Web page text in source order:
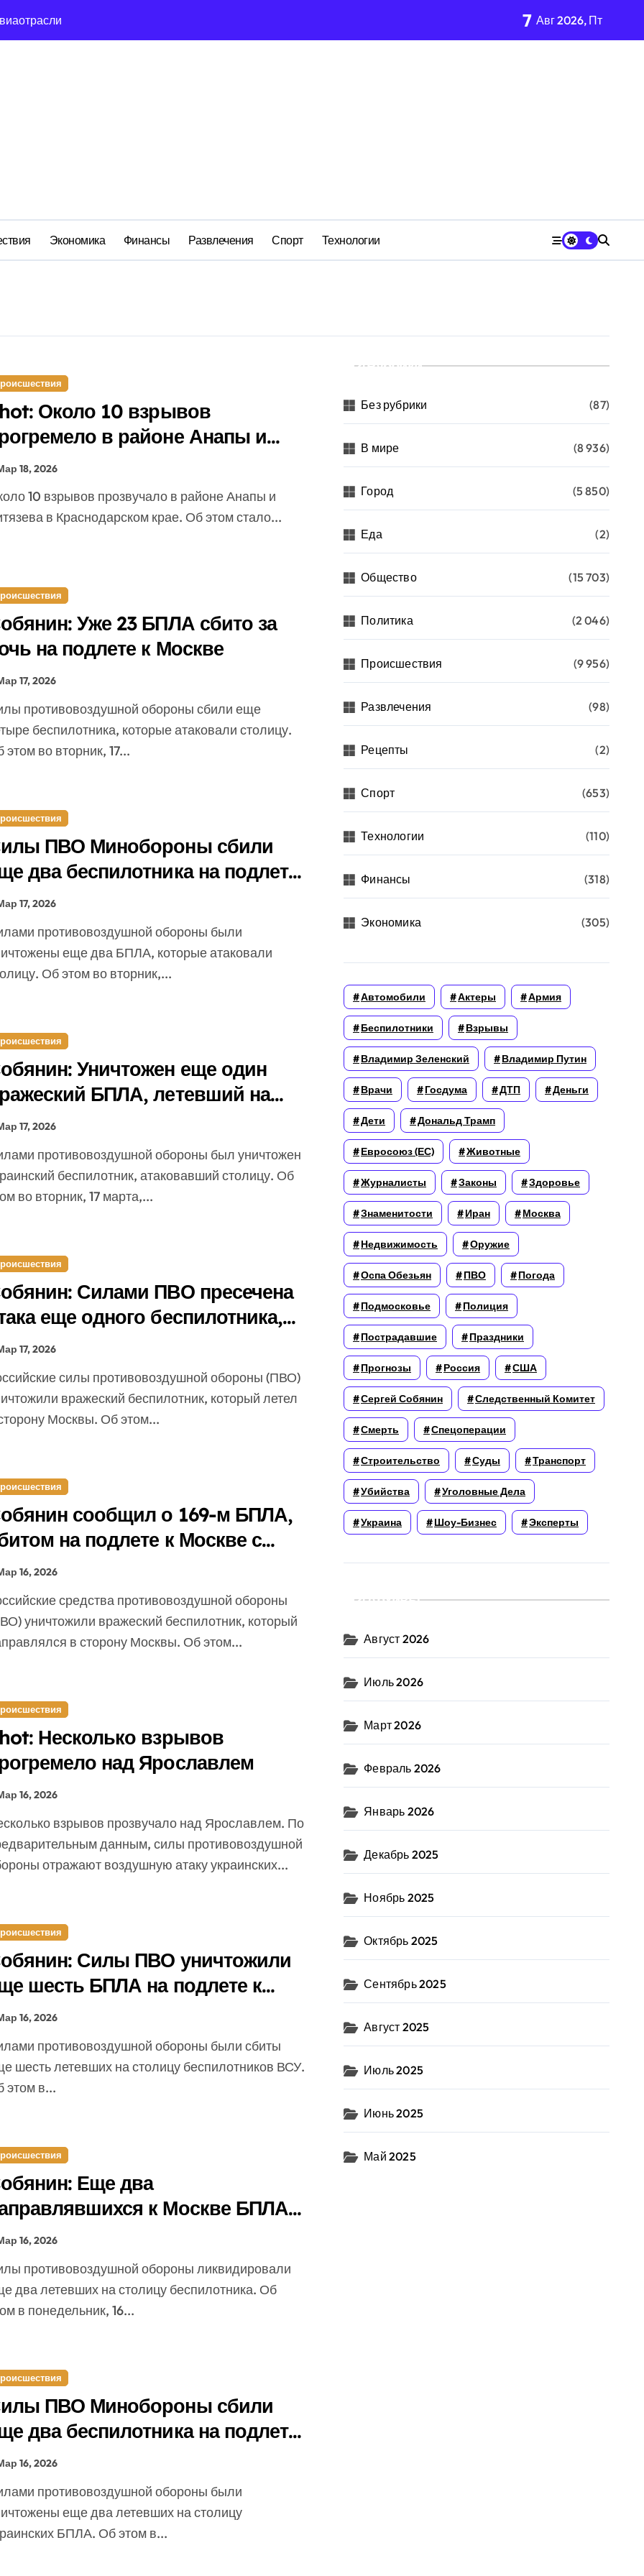
и маркетплейсы «умывают руки» после ударов по складам Wildberries?
катер стал металлоломом за 3 дня
как российская бюрократия превратила праздник в комедию
анклаве: военные изымают спирт «для защиты Отечества»
7 Авг 2026, Пт
Экономика Финансы Развлечения Спорт Технологии
Около 10 взрывов
в районе Анапы и
18, 2026
в Краснодарском крае. Об этом стало...
Уже 23 БПЛА сбито за
на подлете к Москве
17, 2026
беспилотника, которые атаковали столицу.
этом во вторник, 17...
ПВО Минобороны сбили
два беспилотника на подлете
17, 2026
еще два БПЛА, которые атаковали
Об этом во вторник,...
Уничтожен еще один
БПЛА, летевший на
17, 2026
беспилотник, атаковавший столицу. Об
во вторник, 17 марта,...
Силами ПВО пресечена
еще одного беспилотника,
на Москву
17, 2026
вражеский беспилотник, который летел
Москвы. Об этом...
сообщил о 169-м БПЛА,
на подлете к Москве с
субботы
16, 2026
уничтожили вражеский беспилотник, который
в сторону Москвы. Об этом...
Несколько взрывов
над Ярославлем
16, 2026
данным, силы противовоздушной
отражают воздушную атаку украинских...
Силы ПВО уничтожили
шесть БПЛА на подлете к
16, 2026
шесть летевших на столицу беспилотников ВСУ.
этом в...
Еще два
к Москве БПЛА
16, 2026
два летевших на столицу беспилотника. Об
в понедельник, 16...
ПВО Минобороны сбили
два беспилотника на подлете
16, 2026
еще два летевших на столицу
БПЛА. Об этом в...
Рубрики
Без рубрики (87)
В мире (8 936)
Город (5 850)
Еда (2)
Общество (15 703)
Политика (2 046)
Происшествия (9 956)
Развлечения (98)
Рецепты (2)
Спорт (653)
Технологии (110)
Финансы (318)
Экономика (305)
Автомобили Актеры Армия
Беспилотники Взрывы
Владимир Зеленский Владимир Путин
Врачи Госдума ДТП Деньги
Дети Дональд Трамп
Евросоюз (ЕС) Животные
Журналисты Законы Здоровье
Знаменитости Иран Москва
Недвижимость Оружие
Оспа Обезьян ПВО Погода
Подмосковье Полиция
Пострадавшие Праздники
Прогнозы Россия США
Сергей Собянин Следственный Комитет
Смерть Спецоперации
Строительство Суды Транспорт
Убийства Уголовные Дела
Украина Шоу-Бизнес Эксперты
Архивы
Август 2026
Июль 2026
Март 2026
Февраль 2026
Январь 2026
Декабрь 2025
Ноябрь 2025
Октябрь 2025
Сентябрь 2025
Август 2025
Июль 2025
Июнь 2025
Май 2025